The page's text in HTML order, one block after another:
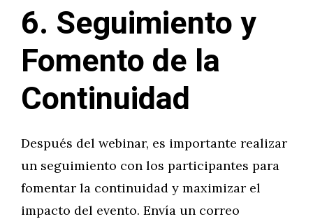
6. Seguimiento y
Fomento de la
Continuidad
Después del webinar, es importante realizar
un seguimiento con los participantes para
fomentar la continuidad y maximizar el
impacto del evento. Envía un correo